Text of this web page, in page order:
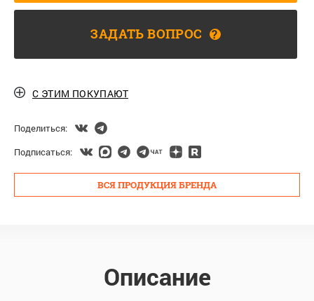
ЗАДАТЬ ВОПРОС ?
С ЭТИМ ПОКУПАЮТ
Поделиться:
Подписаться:
ВСЯ ПРОДУКЦИЯ БРЕНДА
Описание